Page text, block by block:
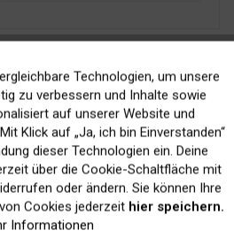
Versand innerhalb von
24H*
Aktiv
Inaktiv
Inaktiv
Technologien, um unsere
zu verbessern und Inhalte sowie
auf unserer Website und
Klick auf „Ja, ich bin Einverstanden“
dieser Technologien ein. Deine
über die Cookie-Schaltfläche mit
oder ändern. Sie können Ihre
Cookies jederzeit hier speichern.
Informationen